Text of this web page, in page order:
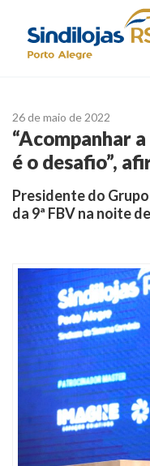
26 de maio de 2022
“Acompanhar
é o desafio”,
Presidente do
da 9ª FBV na noite